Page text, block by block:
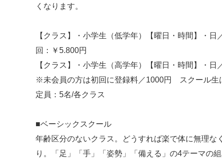
くなります。
【クラス】・小学生（低学年）【曜日・時間】・
回：￥5.800円
【クラス】・小学生（高学年）【曜日・時間】・
※未会員の方は初回に登録料／1000円 スクール生
定員：5名/各クラス
■ベーシックスクール
年齢区分のないクラス。どうすれば楽で体に無理
り。「足」「手」「姿勢」「備える」の4テーマの